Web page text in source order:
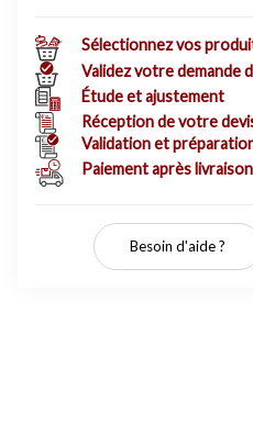
Sélectionnez vos
Validez votre demande
Étude et ajustement
Réception de votre
Validation et
Paiement après livraison
Besoin d'aide ?